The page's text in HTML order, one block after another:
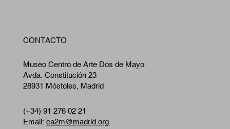
CONTACTO
Museo Centro de Arte Dos de Mayo
Avda. Constitución 23
28931 Móstoles, Madrid
(+34) 91 276 02 21
Email: ca2m@madrid.org